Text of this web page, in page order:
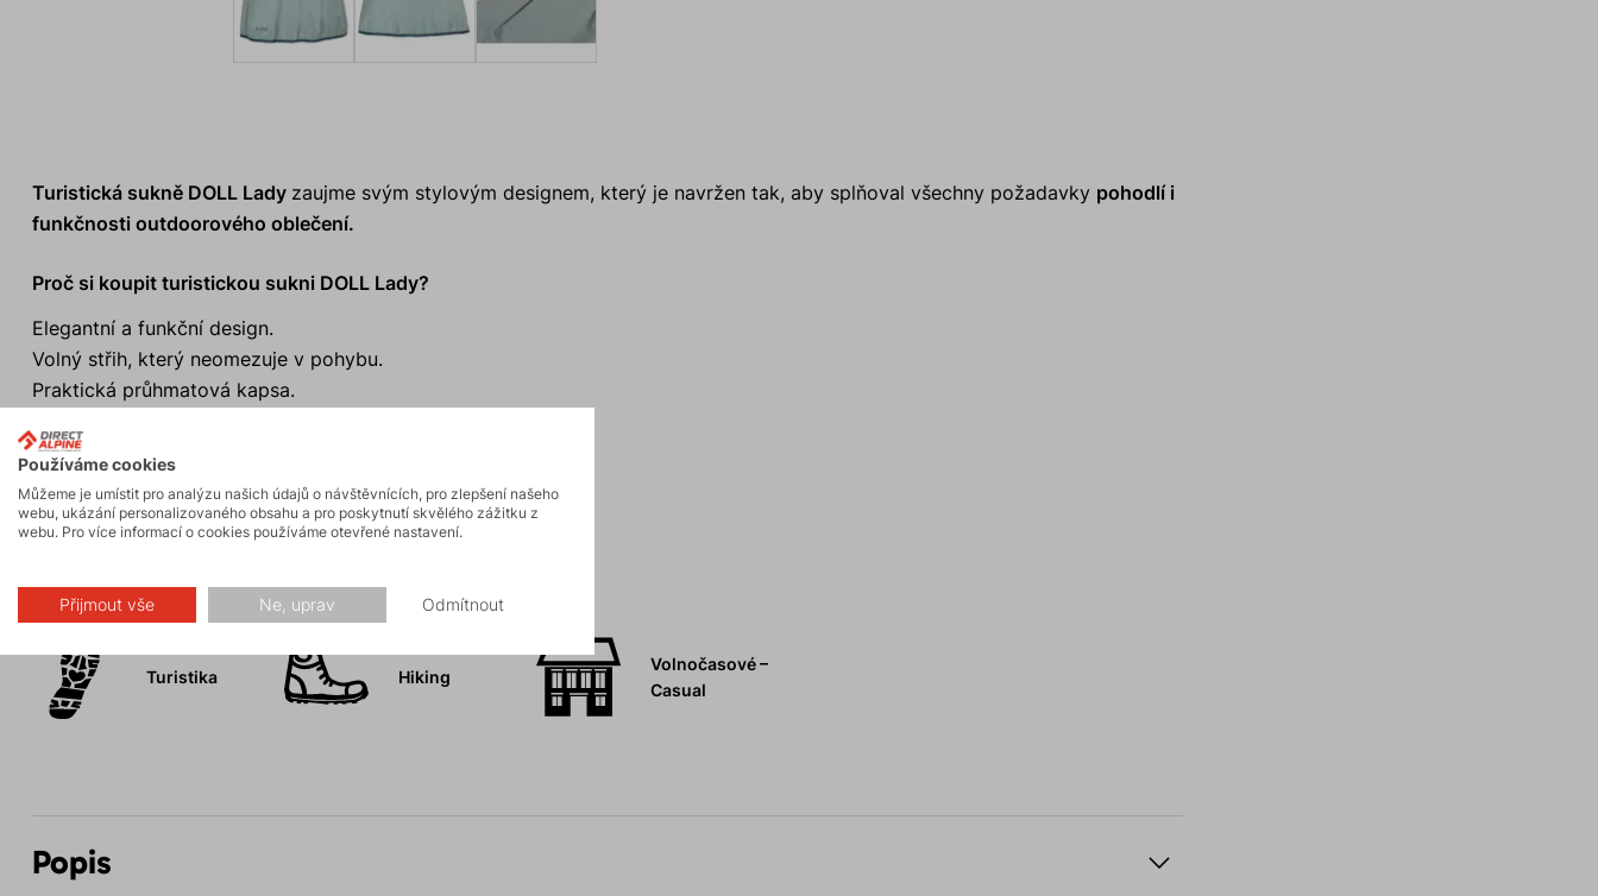
Turistická sukně DOLL Lady zaujme svým stylovým designem, který je navržen tak, aby splňoval všechny požadavky pohodlí i
funkčnosti outdoorového oblečení.
Proč si koupit turistickou sukni DOLL Lady?
Elegantní a funkční design.
Volný střih, který neomezuje v pohybu.
Praktická průhmatová kapsa.
Ideální na turistiku i každodenní nošení.
Aktivity
Turistika Hiking
Volnočasové –
Casual
Popis
Používáme cookies
Můžeme je umístit pro analýzu našich údajů o návštěvnících, pro zlepšení našeho
webu, ukázání personalizovaného obsahu a pro poskytnutí skvělého zážitku z
webu. Pro více informací o cookies používáme otevřené nastavení.
Přijmout vše Ne, uprav Odmítnout